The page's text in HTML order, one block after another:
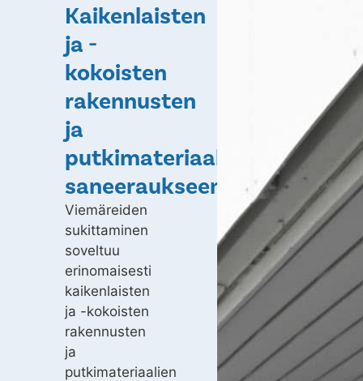
Kaikenlaisten
ja -
kokoisten
rakennusten
ja
putkimateriaalien
saneeraukseen
Viemäreiden
sukittaminen
soveltuu
erinomaisesti
kaikenlaisten
ja -kokoisten
rakennusten
ja
putkimateriaalien